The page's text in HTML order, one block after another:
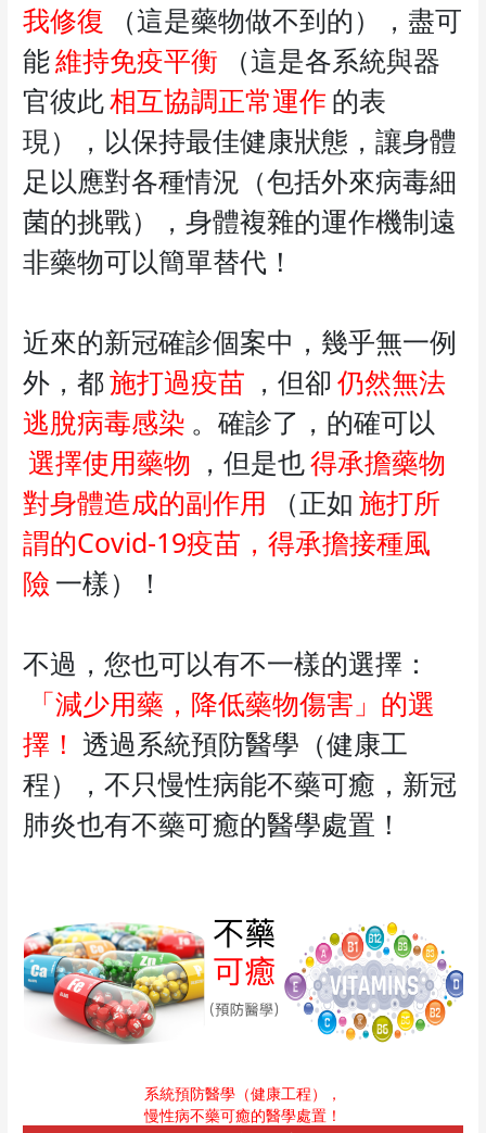
我修復
（這是藥物做不到的），盡可
能維持免疫平衡
（這是各系統與器
官彼此相互協調正常運作的表
現），以保持最佳健康狀態，讓身體
足以應對各種情況（包括外來病毒細
菌的挑戰），身體複雜的運作機制遠
非藥物可以簡單替代！
近來的新冠確診個案中，幾乎無一例
外，都施打過疫苗 ，但卻 仍然無法
逃脫病毒感染 。確診了，的確可以
選擇使用藥物 ，但是也得承擔藥物
對身體造成的副作用
（正如 施打所
謂的Covid-19疫苗，得承擔接種風
險 一樣）！
不過，您也可以有不一樣的選擇：
「減少用藥，降低藥物傷害」的選
擇！ 透過系統預防醫學（健康工
程），不只慢性病能不藥可癒，新冠
肺炎也有不藥可癒的醫學處置！
系統預防醫學（健康工程），
慢性病不藥可癒的醫學處置！